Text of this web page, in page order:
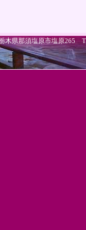
木県那須塩原市塩原265